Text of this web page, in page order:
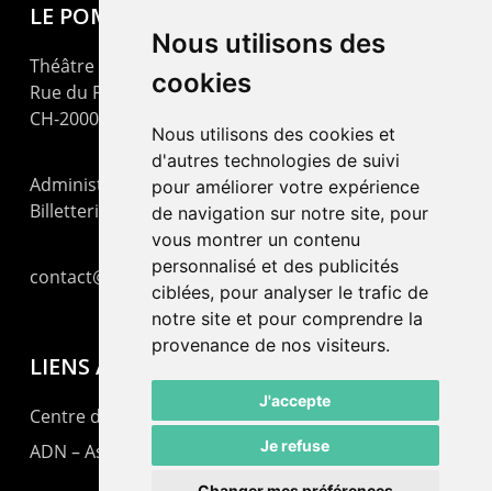
Nous utilisons des
cookies
Nous utilisons des cookies et
d'autres technologies de suivi
pour améliorer votre expérience
de navigation sur notre site, pour
vous montrer un contenu
personnalisé et des publicités
ciblées, pour analyser le trafic de
notre site et pour comprendre la
provenance de nos visiteurs.
J'accepte
Je refuse
LE POMMIER
Théâtre – Centre Culturel Neuchâtelois
Rue du Pommier 9
CH-2000 Neuchâtel
Administration : +41 32 725 03 03
Billetterie : +41 32 725 05 05
contact@lepommier.ch
LIENS AMIS
Centre de culture ABC
ADN – Association Danse Neuchâtel